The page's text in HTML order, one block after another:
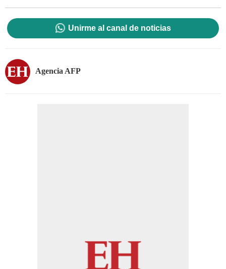
Unirme al canal de noticias
Agencia AFP